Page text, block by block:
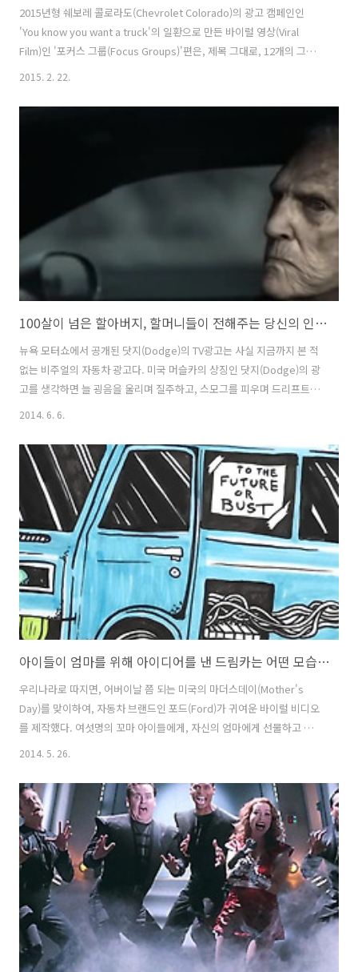
2015년형 쉐보레 콜로라도(Chevrolet Colorado)의 광고 캠페인인
'You know you want a truck'의 일환으로 만든 바이럴 영상(Viral
Film)인 '포커스 그룹(Focus Groups)'편은, 제목 그대로, 12개의 그룹
을 대상으로 포커스 그룹 인터뷰(Focus Group Interview)를 진행하고,
같은 남자의 사진 뒷편에 세단과 쉐보레 콜로라도(Chevrolet
레 트럭의 이미지가 저렇게 좋았었나 놀라게 된다. ( 뭐, 그래봐야 불공정
2015. 2. 22.
100살이 넘은 할아버지, 할머니들이 전해주는 당신의 인생과 차에 대한 지혜의 이야기, 닷지 챌린저(Dodge Challenger), 뉴욕모터쇼 광고 - '지혜'편 [한글자막]
뉴욕 모터쇼에서 공개된 닷지(Dodge)의 TV광고는 사실 지금까지 본 적
없는 비주얼의 자동차 광고다. 미국 머슬카의 상징인 닷지(Dodge)의 광
고를 생각하면 늘 굉음을 울리며 질주하고, 스모그를 피우며 드리프트를
하는 모습이 화면을 채우던 것이 떠오르지만. 주름살이 얼굴 가득한 100
들려주는 이 광고의 크리에이티브는 지금껏 봐왔던 닷지광고 뿐 아니라,
지금껏 봐왔던 모든 자동차 광고와도 달라보인다. 이 100세의 할아버지,
할머니가 닷지의 광고에 출연한 것은, 닷지형제가 닷지 브라더스
(Dodge Brother Ltd.)를 설립하고, 닷지의 1호차인 올드 벳시(Old
Betsy)를 내놓은 것이 바로 1914년이기 때문이다. 올해로 1..
2014. 6. 6.
아이들이 엄마를 위해 아이디어를 낸 드림카는 어떤 모습일까? 포드(Ford)자동차의 마더스데이(Mother's Day) 바이럴 필름, Mother's Day Dream Car.
우리나라로 따지면, 어버이날 쯤 되는 미국의 마더스데이(Mother's
Day)를 맞이하여, 자동차 브랜드인 포드(Ford)가 귀여운 바이럴 비디오
를 제작했다. 여섯명의 꼬마 아이들에게, 자신의 엄마에게 선물하고 싶은
지 않아도 (뭐 물론, 기본 스케치도 없이 저 정도의 그림을 이야기만 듣고
그려낼 수 있단건 엄청난 기술이긴 하다-_ - 물론, 작가 섭외에 돈도 좀
들었을테고; ) 좋은 컨셉과 아이디어만 있으면, 소비자의 마음을 흔들 수
있는 바이럴 필름의 제작이 가능하다는 것을 보여준 사례인 것 같다. 아
이들의 생각하는 엄마를 위한 드림카는, 어른들이 생각하는 ..
2014. 5. 26.